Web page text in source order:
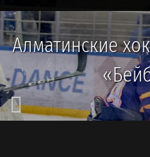
Алматинские